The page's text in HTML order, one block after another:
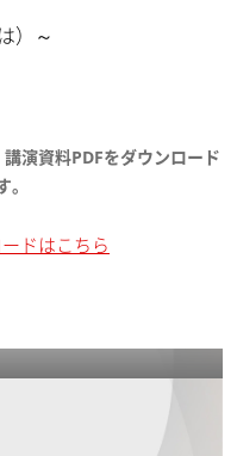
）～
演資料PDFをダウンロード
ドはこちら